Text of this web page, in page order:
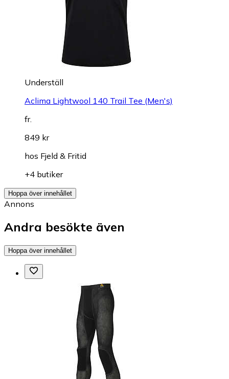
Underställ
Aclima Lightwool 140 Trail Tee (Men's)
fr.
849 kr
hos Fjeld & Fritid
+4 butiker
Hoppa över innehållet
Annons
Andra besökte även
Hoppa över innehållet